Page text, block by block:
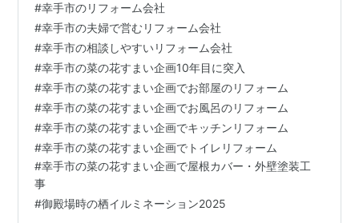
みしい気はしますが、ただ音楽などを聴くと 「そんな時
期ですね」と思うものです。 少し前に家族で出かけたと
きに寄ってみたのが イルミネーション。 かなり壮大で感
激もしましたけど、 すごくきれいでした。 イルミネーシ
ョンのトンネルもくぐりましたが、 まさに別世界でし
た。 ↑ 食事をした場…
#幸手市のリフォーム会社
#幸手市の夫婦で営むリフォーム会社
#幸手市の相談しやすいリフォーム会社
#幸手市の菜の花すまい企画10年目に突入
#幸手市の菜の花すまい企画でお部屋のリフォーム
#幸手市の菜の花すまい企画でお風呂のリフォーム
#幸手市の菜の花すまい企画でキッチンリフォーム
#幸手市の菜の花すまい企画でトイレリフォーム
#幸手市の菜の花すまい企画で屋根カバー・外壁塗装工
事
#御殿場時の栖イルミネーション2025